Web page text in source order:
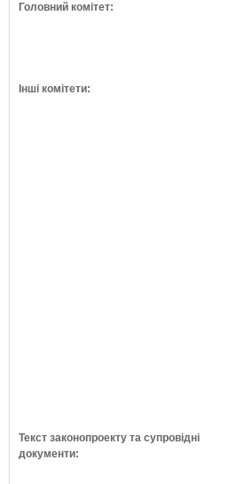
Головний комітет:
Інші комітети:
Текст законопроекту та супровідні
документи: